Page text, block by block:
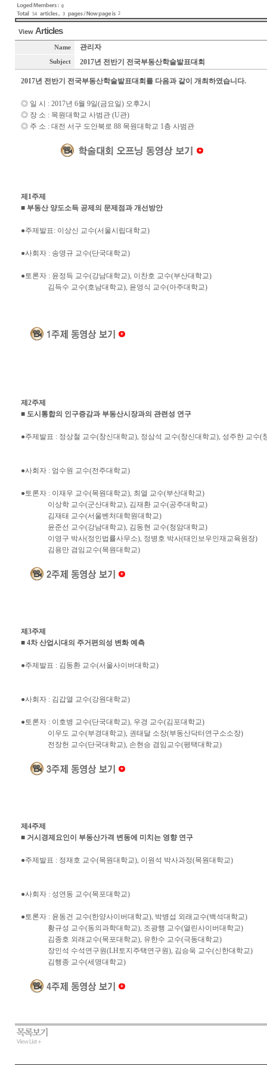
0
54
3 2
View Articles
Name 관리자
Subject 2017년 전반기 전국부동산학술발표대회
2017년 전반기 전국부동산학술발표대회를 다음과 같이 개최하였습니다.
◎ 일 시 : 2017년 6월 9일(금요일) 오후2시
◎ 장 소 : 목원대학교 사범관 (U관)
◎ 주 소 : 대전 서구 도안북로 88 목원대학교 1층 사범관
제1주제
■ 부동산 양도소득 공제의 문제점과 개선방안
●주제발표: 이상신 교수(서울시립대학교)
●사회자 : 송명규 교수(단국대학교)
●토론자 : 윤정득 교수(강남대학교), 이찬호 교수(부산대학교)
김득수 교수(호남대학교), 윤영식 교수(아주대학교)
제2주제
■ 도시통합의 인구증감과 부동산시장과의 관련성 연구
●주제발표 : 정상철 교수(창신대학교), 정삼석 교수(창신대학교), 성주한 교수(
●사회자 : 엄수원 교수(전주대학교)
●토론자 : 이재우 교수(목원대학교), 최열 교수(부산대학교)
이상학 교수(군산대학교), 김재환 교수(공주대학교)
김재태 교수(서울벤처대학원대학교)
윤준선 교수(강남대학교), 김동현 교수(청암대학교)
이영구 박사(정인법률사무소), 정병호 박사(태인보우인재교육원장)
김용만 겸임교수(목원대학교)
제3주제
■ 4차 산업시대의 주거편의성 변화 예측
●주제발표 : 김동환 교수(서울사이버대학교)
●사회자 : 김갑열 교수(강원대학교)
●토론자 : 이호병 교수(단국대학교), 우경 교수(김포대학교)
이우도 교수(부경대학교), 권태달 소장(부동산닥터연구소소장)
전장헌 교수(단국대학교), 손현승 겸임교수(평택대학교)
제4주제
■ 거시경제요인이 부동산가격 변동에 미치는 영향 연구
●주제발표 : 정재호 교수(목원대학교), 이원석 박사과정(목원대학교)
●사회자 : 성연동 교수(목포대학교)
●토론자 : 윤동건 교수(한양사이버대학교), 박병섭 외래교수(백석대학교)
황규성 교수(동의과학대학교), 조광행 교수(열린사이버대학교)
김종호 외래교수(목포대학교), 유한수 교수(극동대학교)
장인석 수석연구원(LH토지주택연구원), 김승욱 교수(신한대학교)
김행종 교수(세명대학교)